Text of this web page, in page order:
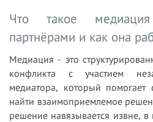
Что такое
партнёрами и как она
Медиация - это
конфликта с участием
медиатора, который помогает
найти взаимоприемлемое
решение навязывается извне,